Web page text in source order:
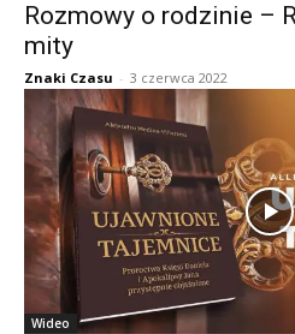
Rozmowy o rodzinie –
mity
Znaki Czasu - 3 czerwca 2022
Wideo